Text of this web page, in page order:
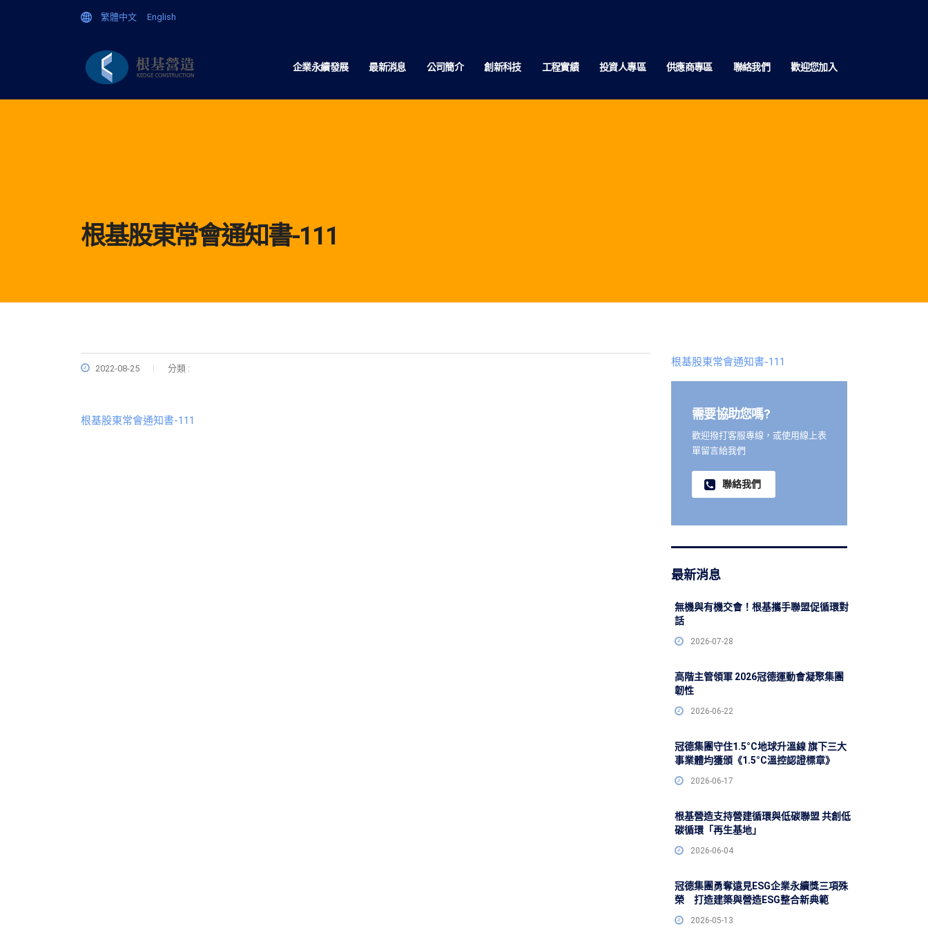
繁體中文 English
企業永續發展 最新消息 公司簡介 創新科技 工程實績 投資人專區 供應商專區 聯絡我們 歡迎您加入
根基股東常會通知書-111
2022-08-25 分類 :
根基股東常會通知書-111
根基股東常會通知書-111
需要協助您嗎?
歡迎撥打客服專線，或使用線上表
單留言給我們
聯絡我們
最新消息
無機與有機交會！根基攜手聯盟促循環對
話
2026-07-28
高階主管領軍 2026冠德運動會凝聚集團
韌性
2026-06-22
冠德集團守住1.5°C地球升溫線 旗下三大
事業體均獲頒《1.5°C溫控認證標章》
2026-06-17
根基營造支持營建循環與低碳聯盟 共創低
碳循環「再生基地」
2026-06-04
冠德集團勇奪遠見ESG企業永續獎三項殊
榮 打造建築與營造ESG整合新典範
2026-05-13